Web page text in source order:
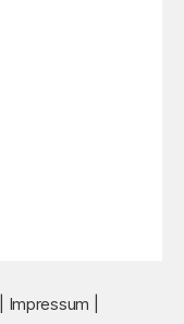
Impressum